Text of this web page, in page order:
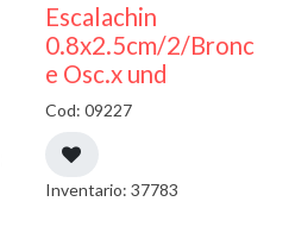
Escalachin
0.8x2.5cm/2/Bronc
e Osc.x und
Cod: 09227
Inventario: 37783